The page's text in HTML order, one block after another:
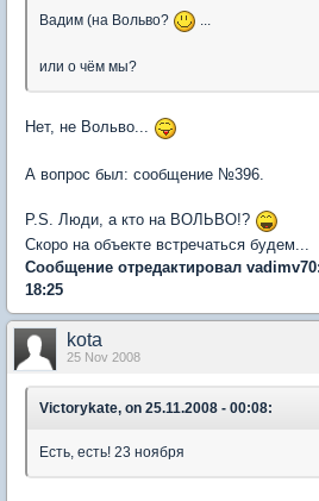
Вадим (на Вольво? ...
или о чём мы?
Нет, не Вольво...
А вопрос был: сообщение №396.
P.S. Люди, а кто на ВОЛЬВО!?
Скоро на объекте встречаться будем...
Сообщение отредактировал
18:25
kota
25 Nov 2008
Victorykate, on 25.11.2008 - 00:08:
Есть, есть! 23 ноября